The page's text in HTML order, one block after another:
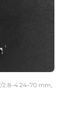
24–70 mm,